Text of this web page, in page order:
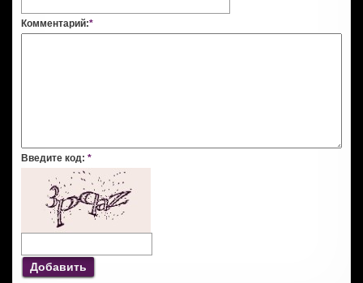
Комментарий:*
Введите код: *
Добавить